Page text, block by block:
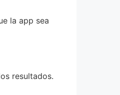
la app sea
resultados.